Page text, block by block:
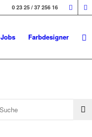
0 23 25 / 37 256 16
Jobs Farbdesigner